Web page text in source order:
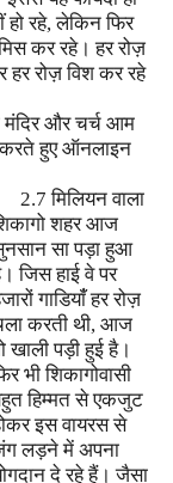
रहे,लेकिन फिर
कर रहे। हर रोज़
हर रोज़ विश कर रहे
और चर्च आम
करते हुए ऑनलाइन
2.7 मिलियन वाला
शहर आज
सा पड़ा हुआ
जिस हाई वे पर
गाडियांँ हर रोज़
करती थी,आज
खाली पड़ी हुई है।
भी शिकागोवासी
हिम्मत से एकजुट
इस वायरस से
लड़ने में अपना
दे रहे हैं। जैसा